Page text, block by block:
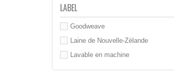
LABEL
Goodweave
Laine de Nouvelle-Zélande
Lavable en machine